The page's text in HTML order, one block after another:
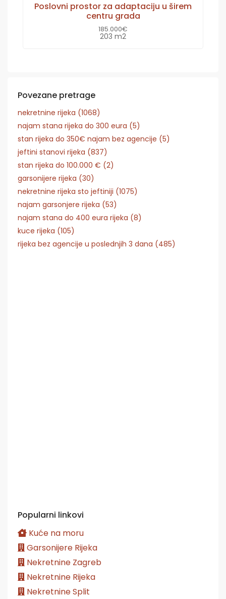
Poslovni prostor za adaptaciju u širem
centru grada
185.000€
203 m2
Povezane pretrage
nekretnine rijeka (1068)
najam stana rijeka do 300 eura (5)
stan rijeka do 350€ najam bez agencije (5)
jeftini stanovi rijeka (837)
stan rijeka do 100.000 € (2)
garsonijere rijeka (30)
nekretnine rijeka sto jeftiniji (1075)
najam garsonjere rijeka (53)
najam stana do 400 eura rijeka (8)
kuce rijeka (105)
rijeka bez agencije u poslednjih 3 dana (485)
Popularni linkovi
Kuće na moru
Garsonijere Rijeka
Nekretnine Zagreb
Nekretnine Rijeka
Nekretnine Split